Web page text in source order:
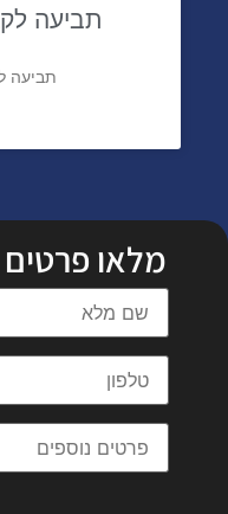
תביעה
תביעה
מלאו פרטים